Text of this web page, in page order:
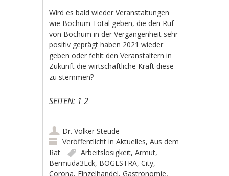
Wird es bald wieder Veranstaltungen
wie Bochum Total geben, die den Ruf
von Bochum in der Vergangenheit sehr
positiv geprägt haben 2021 wieder
geben oder fehlt den Veranstaltern in
Zukunft die wirtschaftliche Kraft diese
zu stemmen?
SEITEN: 1 2
Dr. Volker Steude
Veröffentlicht inAktuelles,Aus dem
Rat
Arbeitslosigkeit,Armut,
Bermuda3Eck, BOGESTRA,City,
Corona, Einzelhandel,Gastronomie,